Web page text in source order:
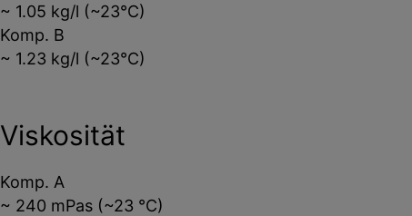
~ 1.05 kg/l (~23°C)
Komp. B
~ 1.23 kg/l (~23°C)
Viskosität
Komp. A
~ 240 mPas (~23 °C)